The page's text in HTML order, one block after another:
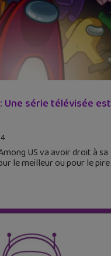
Une série télévisée est
US va avoir droit à sa
le meilleur ou pour le pire